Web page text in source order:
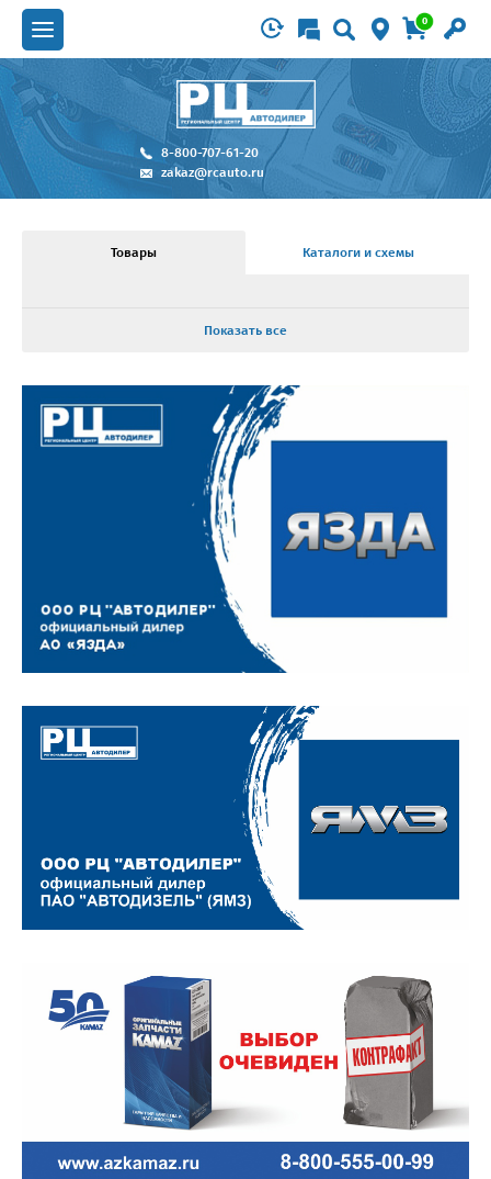
0
8-800-707-61-20
zakaz@rcauto.ru
Товары Каталоги и схемы
Показать все